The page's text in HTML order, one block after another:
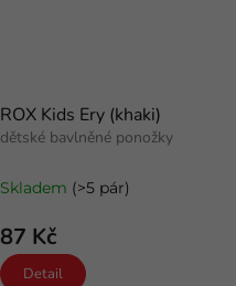
ROX Kids Ery (khaki)
dětské bavlněné ponožky
Skladem (>5 pár)
87 Kč
Detail